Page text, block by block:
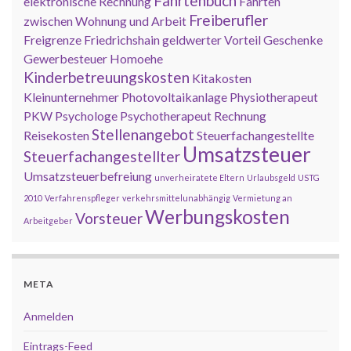
zwischen Wohnung und Arbeit Freiberufler
Freigrenze Friedrichshaingeldwerter VorteilGeschenke
Gewerbesteuer Homoehe
Kinderbetreuungskosten Kitakosten
Kleinunternehmer Photovoltaikanlage Physiotherapeut
PKW Psychologe Psychotherapeut Rechnung
ReisekostenStellenangebot Steuerfachangestellte
Steuerfachangestellter Umsatzsteuer
Umsatzsteuerbefreiung unverheiratete Eltern Urlaubsgeld USTG
2010 Verfahrenspfleger verkehrsmittelunabhängig Vermietung an
Arbeitgeber VorsteuerWerbungskosten
META
Anmelden
Eintrags-Feed